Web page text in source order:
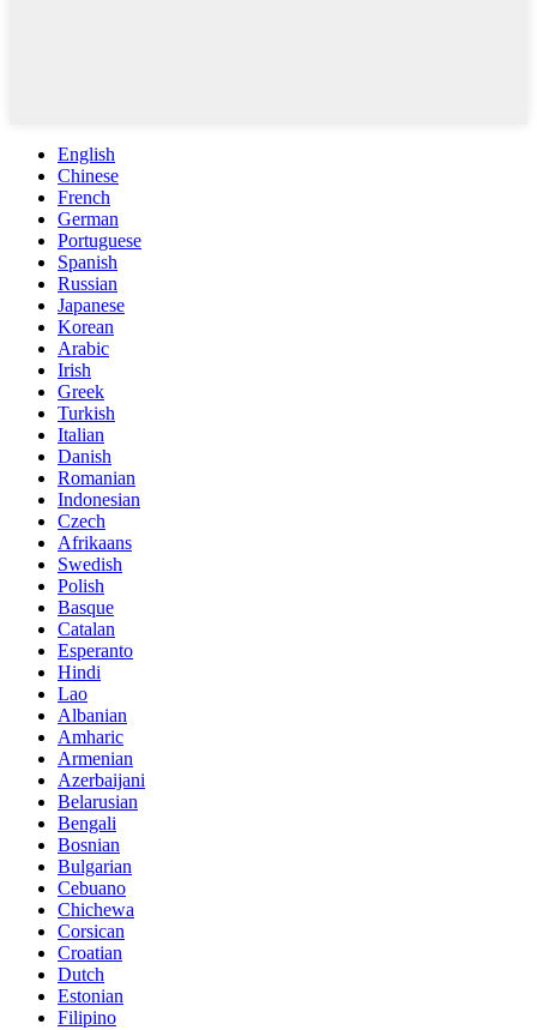
English
Chinese
French
German
Portuguese
Spanish
Russian
Japanese
Korean
Arabic
Irish
Greek
Turkish
Italian
Danish
Romanian
Indonesian
Czech
Afrikaans
Swedish
Polish
Basque
Catalan
Esperanto
Hindi
Lao
Albanian
Amharic
Armenian
Azerbaijani
Belarusian
Bengali
Bosnian
Bulgarian
Cebuano
Chichewa
Corsican
Croatian
Dutch
Estonian
Filipino